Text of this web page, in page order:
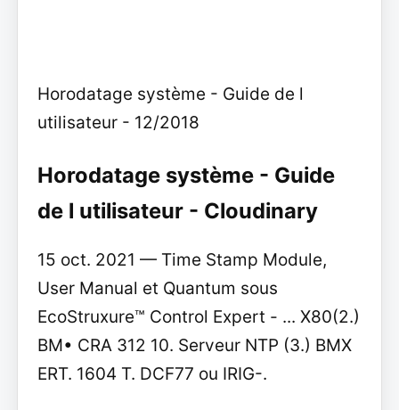
Horodatage système - Guide de l
utilisateur - 12/2018
Horodatage système - Guide
de l utilisateur - Cloudinary
15 oct. 2021 — Time Stamp Module,
User Manual et Quantum sous
EcoStruxure™ Control Expert - ... X80(2.)
BM• CRA 312 10. Serveur NTP (3.) BMX
ERT. 1604 T. DCF77 ou IRIG-.